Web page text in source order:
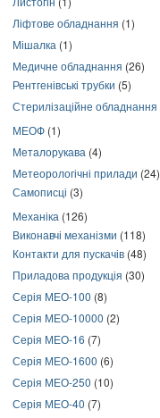
Ліфтове обладнання (1)
Мішалка (1)
Медичне обладнання (26)
Рентгенівські трубки (5)
Стерилізаційне обладнання
МЕОФ (1)
Металорукава (4)
Метеорологічні прилади (24)
Самописці (3)
Механіка (126)
Виконавчі механізми (118)
Контакти для пускачів (48)
Приладова продукція (30)
Серія МЕО-100 (8)
Серія МЕО-10000 (2)
Серія МЕО-16 (7)
Серія МЕО-1600 (6)
Серія МЕО-250 (10)
Серія МЕО-40 (7)